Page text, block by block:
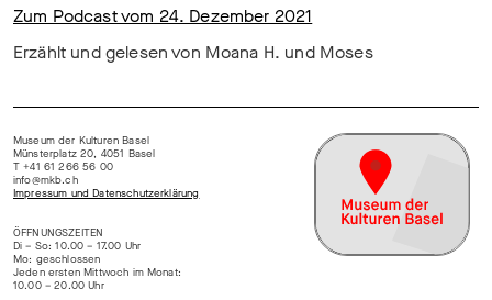
Zum Podcast vom 24. Dezember 2021
Erzählt und gelesen von Moana H. und Moses
Museum der Kulturen Basel
Münsterplatz 20, 4051 Basel
T +41 61 266 56 00
info@mkb.ch
Impressum und Datenschutzerklärung
ÖFFNUNGSZEITEN
Di – So: 10.00 – 17.00 Uhr
Mo: geschlossen
Jeden ersten Mittwoch im Monat:
10.00 – 20.00 Uhr